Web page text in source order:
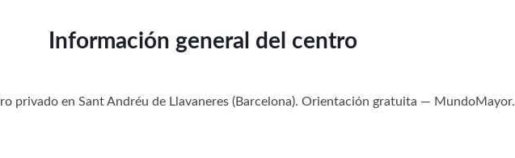
Información general del centro
privado en Sant Andréu de Llavaneres (Barcelona). Orientación gratuita — MundoMayor.